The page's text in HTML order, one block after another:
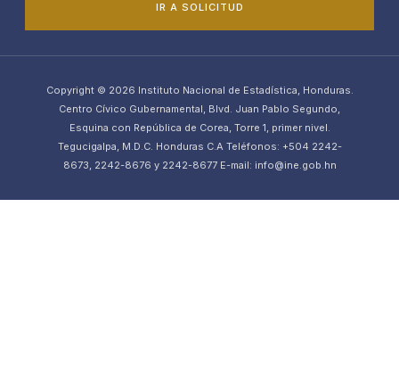
IR A SOLICITUD
Copyright © 2026 Instituto Nacional de Estadística, Honduras.
Centro Cívico Gubernamental, Blvd. Juan Pablo Segundo,
Esquina con República de Corea, Torre 1, primer nivel.
Tegucigalpa, M.D.C. Honduras C.A Teléfonos: +504 2242-
8673, 2242-8676 y 2242-8677 E-mail: info@ine.gob.hn